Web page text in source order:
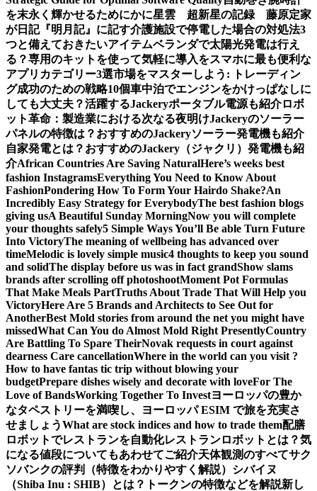
を末永く輝かせるためにかに星雲 超新星の記録 藤原定家
が日記『明月記』に記す介護施設で停電した場合の対処法3
つと備えておきたいアイテムベランダで太陽光発電は行え
る？専用のキットを使って気軽に導入をスマホに最も便利な
アプリカテゴリー3選市場をマスターしよう: トレーディン
グ成功のための戦略10個車中泊でエンジンをかけっぱなしに
しても大丈夫？活躍するJackeryポータブル電源も紹介ロボ
ット革命：製造業における次なる夜明けJackeryのソーラー
パネルの特徴は？おすすめのJackeryソーラー発電機も紹介
自家発電とは？おすすめのJackery（ジャクリ）発電機も紹
介African Countries Are Saving NaturalHere’s weeks best
fashion InstagramsEverything You Need to Know About
FashionPondering How To Form Your Hairdo Shake?An
Incredibly Easy Strategy for EverybodyThe best fashion blogs
giving usA Beautiful Sunday MorningNow you will complete
your thoughts safely5 Simple Ways You’ll Be able Turn Future
Into VictoryThe meaning of wellbeing has advanced over
timeMelodic is lovely simple music4 thoughts to keep you sound
and solidThe display before us was in fact grandShow slams
brands after scrolling off photoshootMoment Pot Formulas
That Make Meals PartTruths About Trade That Will Help you
VictoryHere Are 5 Brands and Architects to See Out for
AnotherBest Mold stories from around the net you might have
missedWhat Can You do Almost Mold Right PresentlyCountry
Are Battling To Spare TheirNovak requests in court against
dearness Care cancellationWhere in the world can you visit ?
How to have fantas tic trip without blowing your
budgetPrepare dishes wisely and decorate with loveFor The
Love of BandsWorking Together To Investヨーロッパの豊か
なタペストリーを満喫し、ヨーロッパ ESIM で旅を充実さ
せましょうWhat are stock indices and how to trade them配膳
ロボットでレストランを自動化レストランロボットとは？気
になる値段についてもあわせてご紹介天体観測のすべてサク
ソバンクの評判（特徴をわかりやすく解説） シバイヌ
（Shiba Inu : SHIB）とは？トークンの特徴などを解説新し